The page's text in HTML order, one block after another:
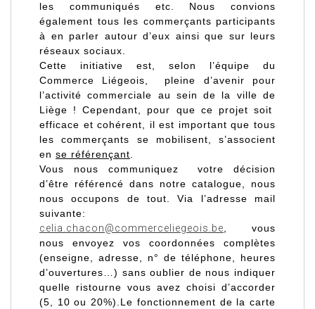
les communiqués etc. Nous convions
également tous les commerçants participants
à en parler autour d’eux ainsi que sur leurs
réseaux sociaux.
Cette initiative est, selon l’équipe du
Commerce Liégeois, pleine d’avenir pour
l’activité commerciale au sein de la ville de
Liège ! Cependant, pour que ce projet soit
efficace et cohérent, il est important que tous
les commerçants se mobilisent, s’associent
en se référençant
Vous nous communiquez votre décision
d’être référencé dans notre catalogue, nous
nous occupons de tout. Via l’adresse mail
suivante:
celia.chacon@commerceliegeois.be , vous
nous envoyez vos coordonnées complètes
(enseigne, adresse, n° de téléphone, heures
d’ouvertures…) sans oublier de nous indiquer
quelle ristourne vous avez choisi d’accorder
(5, 10 ou 20%). Le fonctionnement de la carte